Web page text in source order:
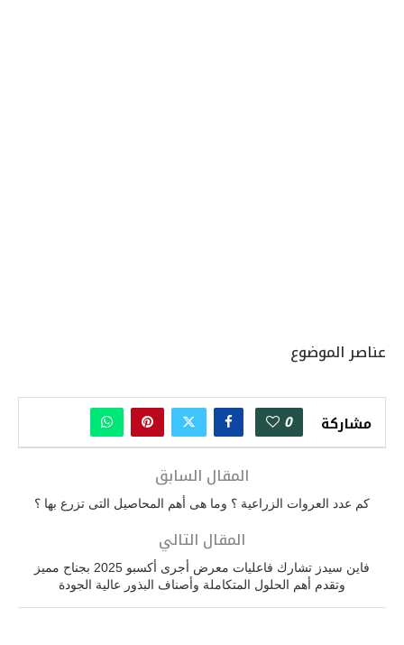
عناصر الموضوع
مشاركة 0
المقال السابق
كم عدد العروات الزراعية ؟ وما هى أهم المحاصيل التى تزرع بها ؟
المقال التالي
فاين سيدز تشارك فاعليات معرض أجرى أكسبو 2025 بجناح مميز
وتقدم أهم الحلول المتكاملة وأصناف البذور عالية الجودة